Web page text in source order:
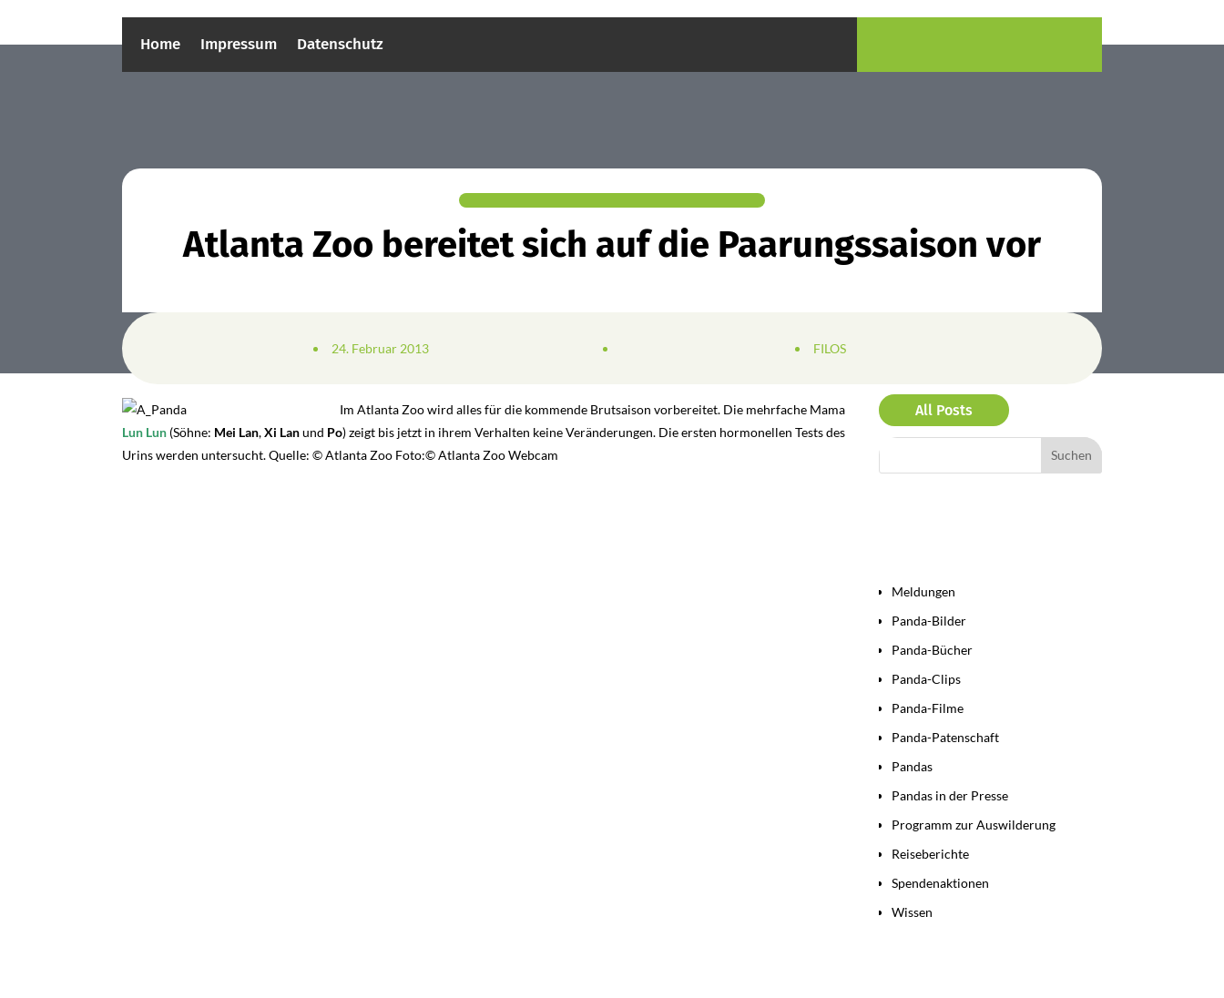
Home Impressum Datenschutz
Atlanta Zoo bereitet sich auf die Paarungssaison vor
24. Februar 2013 FILOS
Im Atlanta Zoo wird alles für die kommende Brutsaison vorbereitet. Die mehrfache Mama
Lun Lun (Söhne: Mei Lan,Xi Lanund Po) zeigt bis jetzt in ihrem Verhalten keine Veränderungen. Die ersten hormonellen Tests des
Urins werden untersucht. Quelle: © Atlanta Zoo Foto:© Atlanta Zoo Webcam
All Posts
Meldungen
Panda-Bilder
Panda-Bücher
Panda-Clips
Panda-Filme
Panda-Patenschaft
Pandas
Pandas in der Presse
Programm zur Auswilderung
Reiseberichte
Spendenaktionen
Wissen